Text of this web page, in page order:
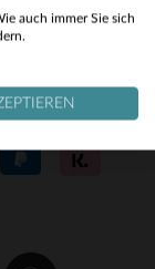
PARTNER
auch immer Sie sich